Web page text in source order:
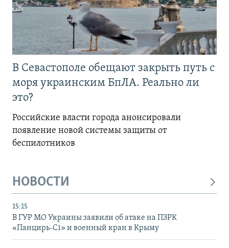
В Севастополе обещают закрыть путь с
моря украинским БпЛА. Реально ли
это?
Российские власти города анонсировали
появление новой системы защиты от
беспилотников
НОВОСТИ
15:15
В ГУР МО Украины заявили об атаке на ПЗРК
«Панцирь-С1» и военный кран в Крыму